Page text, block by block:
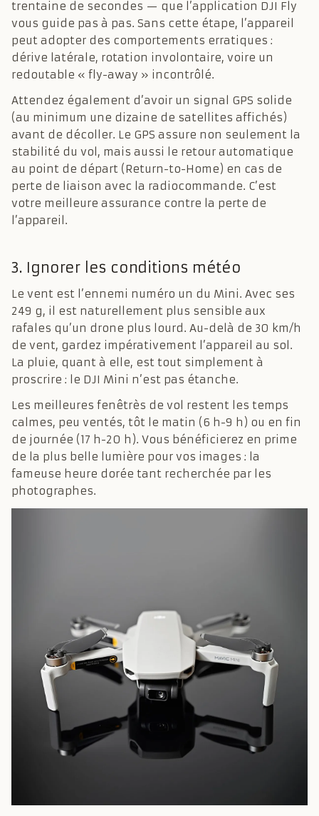
trentaine de secondes — que l’application DJI Fly
vous guide pas à pas. Sans cette étape, l’appareil
peut adopter des comportements erratiques :
dérive latérale, rotation involontaire, voire un
redoutable « fly-away » incontrôlé.
Attendez également d’avoir un signal GPS solide
(au minimum une dizaine de satellites affichés)
avant de décoller. Le GPS assure non seulement la
stabilité du vol, mais aussi le retour automatique
au point de départ (Return-to-Home) en cas de
perte de liaison avec la radiocommande. C’est
votre meilleure assurance contre la perte de
l’appareil.
3. Ignorer les conditions météo
Le vent est l’ennemi numéro un du Mini. Avec ses
249 g, il est naturellement plus sensible aux
rafales qu’un drone plus lourd. Au-delà de 30 km/h
de vent, gardez impérativement l’appareil au sol.
La pluie, quant à elle, est tout simplement à
proscrire : le DJI Mini n’est pas étanche.
Les meilleures fenêtrès de vol restent les temps
calmes, peu ventés, tôt le matin (6 h-9 h) ou en fin
de journée (17 h-20 h). Vous bénéficierez en prime
de la plus belle lumière pour vos images : la
fameuse heure dorée tant recherchée par les
photographes.